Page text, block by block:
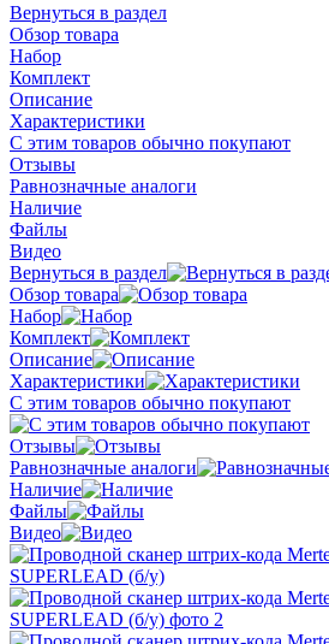
Вернуться в раздел
Обзор товара
Набор
Комплект
Описание
Характеристики
С этим товаров обычно покупают
Отзывы
Равнозначные аналоги
Наличие
Файлы
Видео
Вернуться в раздел
Обзор товара
Набор
Комплект
Описание
Характеристики
С этим товаров обычно покупают
Отзывы
Равнозначные аналоги
Наличие
Файлы
Видео